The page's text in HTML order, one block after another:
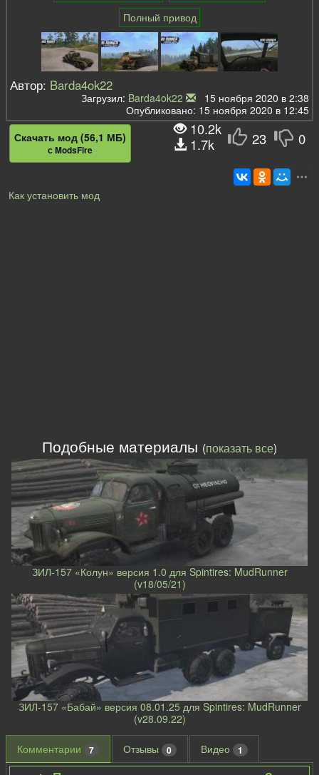
Полный привод
Автор: Barda4ok22
Загрузил: Barda4ok22
15 ноября 2020 в 2:38
Опубликовано: 15 ноября 2020 в 12:45
23 0
Скачать мод (56,1 МБ)
с ModsFire
10.2k
1.7k
Как установить мод
Подобные материалы (показать все)
ЗИЛ-157 «Колун» версия 1.0 для Spintires: MudRunner
(v18/05/21)
ЗИЛ-157 «Бабай» версия 08.01.25 для Spintires: MudRunner
(v28.09.22)
Комментарии 7 Отзывы 0 Видео 1